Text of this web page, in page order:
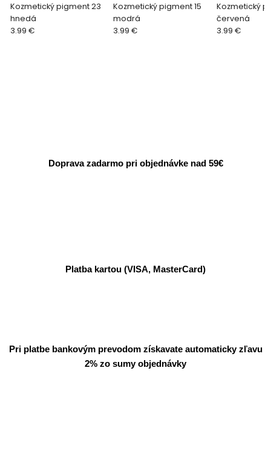
Kozmetický pigment 23
hnedá
3.99 €
Kozmetický pigment 15
modrá
3.99 €
Kozmetický
červená
3.99 €
Doprava zadarmo pri objednávke nad 59€
Platba kartou (VISA, MasterCard)
Pri platbe bankovým prevodom získavate automaticky zľavu
2% zo sumy objednávky